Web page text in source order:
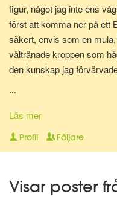
figur, något jag inte ens
först att komma ner på ett
säkert, envis som en
vältränade kroppen som
den kunskap jag
Nu för tiden är jag en av
privat meddelande om du
...
Läs mer
Profil Följare
Visar poster